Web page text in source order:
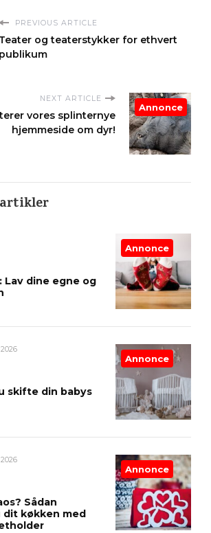
PREVIOUS ARTICLE
Teater og teaterstykker for ethvert
publikum
NEXT ARTICLE
vores splinternye
hjemmeside om dyr!
Annonce
Lav dine egne og
Annonce
skifte din babys
Annonce
Sådan
dit køkken med
Annonce